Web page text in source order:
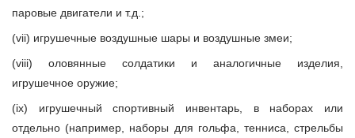
паровые двигатели и т.д.;
(vii) игрушечные воздушные шары и воздушные змеи;
(viii) оловянные солдатики и аналогичные изделия,
игрушечное оружие;
(ix) игрушечный спортивный инвентарь, в наборах или
отдельно (например, наборы для гольфа, тенниса, стрельбы